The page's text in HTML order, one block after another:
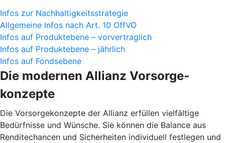
Infos zur Nachhaltigkeitsstrategie
Allgemeine Infos nach Art. 10 OffVO
Infos auf Produktebene – vorvertraglich
Infos auf Produktebene – jährlich
Infos auf Fondsebene
Die modernen Allianz Vorsorge­
konzepte
Die Vorsorgekonzepte der Allianz erfüllen vielfältige
Bedürfnisse und Wünsche. Sie können die Balance aus
Renditechancen und Sicherheiten individuell festlegen und